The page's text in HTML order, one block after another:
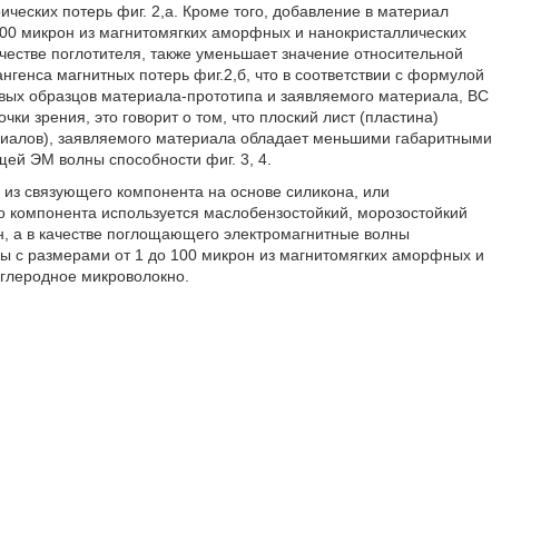
потерь фиг. 2,а. Кроме того, добавление в материал
микрон из магнитомягких аморфных и нанокристаллических
поглотителя, также уменьшает значение относительной
магнитных потерь фиг.2,б, что в соответствии с формулой
образцов материала-прототипа и заявляемого материала, ВС
зрения, это говорит о том, что плоский лист (пластина)
заявляемого материала обладает меньшими габаритными
ЭМ волны способности фиг. 3, 4.
связующего компонента на основе силикона, или
используется маслобензостойкий, морозостойкий
а в качестве поглощающего электромагнитные волны
с размерами от 1 до 100 микрон из магнитомягких аморфных и
микроволокно.